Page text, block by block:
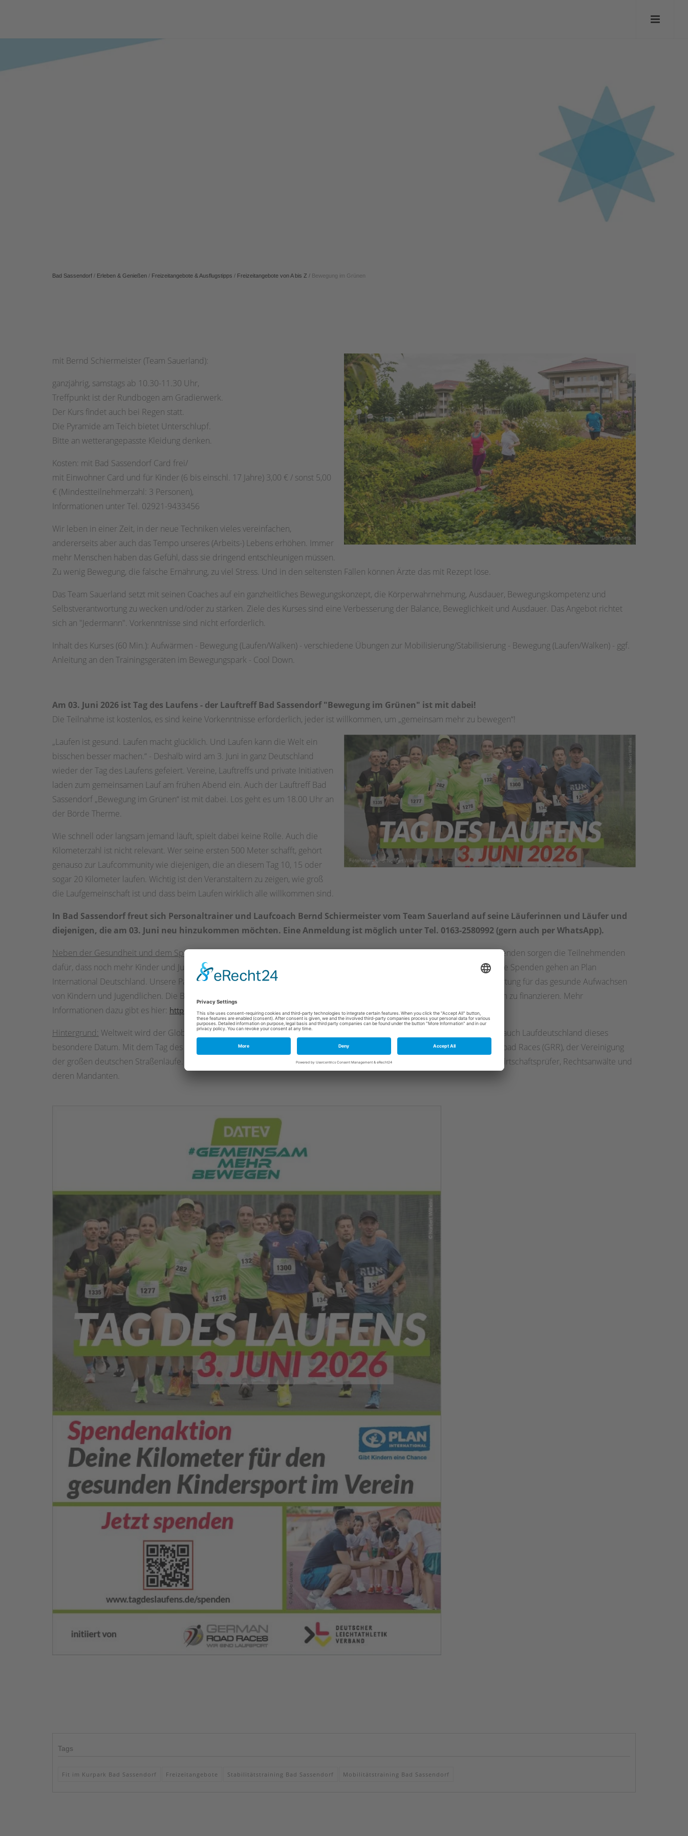
Bad Sassendorf / Erleben & Genießen / Freizeitangebote & Ausflugstipps / Freizeitangebote von A bis Z / Bewegung im Grünen
mit Bernd Schiermeister (Team Sauerland):
ganzjährig, samstags ab 10.30-11.30 Uhr,
Treffpunkt ist der Rundbogen am Gradierwerk.
Der Kurs findet auch bei Regen statt.
Die Pyramide am Teich bietet Unterschlupf.
Bitte an wetterangepasste Kleidung denken.
Kosten: mit Bad Sassendorf Card frei/
mit Einwohner Card und für Kinder (6 bis einschl. 17 Jahre) 3,00 € / sonst 5,00
€ (Mindestteilnehmerzahl: 3 Personen),
Informationen unter Tel. 02921-9433456
Wir leben in einer Zeit, in der neue Techniken vieles vereinfachen,
andererseits aber auch das Tempo unseres (Arbeits-) Lebens erhöhen. Immer
mehr Menschen haben das Gefühl, dass sie dringend entschleunigen müssen.
Zu wenig Bewegung, die falsche Ernährung, zu viel Stress. Und in den seltensten Fällen können Ärzte das mit Rezept löse.
Das Team Sauerland setzt mit seinen Coaches auf ein ganzheitliches Bewegungskonzept, die Körperwahrnehmung, Ausdauer, Bewegungskompetenz und
Selbstverantwortung zu wecken und/oder zu stärken. Ziele des Kurses sind eine Verbesserung der Balance, Beweglichkeit und Ausdauer. Das Angebot richtet
sich an "Jedermann". Vorkenntnisse sind nicht erforderlich.
Inhalt des Kurses (60 Min.): Aufwärmen - Bewegung (Laufen/Walken) - verschiedene Übungen zur Mobilisierung/Stabilisierung - Bewegung (Laufen/Walken) - ggf.
Anleitung an den Trainingsgeräten im Bewegungspark - Cool Down.
Am 03. Juni 2026 ist Tag des Laufens - der Lauftreff Bad Sassendorf "Bewegung im Grünen" ist mit dabei!
Die Teilnahme ist kostenlos, es sind keine Vorkenntnisse erforderlich, jeder ist willkommen, um „gemeinsam mehr zu bewegen“!
„Laufen ist gesund. Laufen macht glücklich. Und Laufen kann die Welt ein
bisschen besser machen.“ - Deshalb wird am 3. Juni in ganz Deutschland
wieder der Tag des Laufens gefeiert. Vereine, Lauftreffs und private Initiativen
laden zum gemeinsamen Lauf am frühen Abend ein. Auch der Lauftreff Bad
Sassendorf „Bewegung im Grünen“ ist mit dabei. Los geht es um 18.00 Uhr an
der Börde Therme.
Wie schnell oder langsam jemand läuft, spielt dabei keine Rolle. Auch die
Kilometerzahl ist nicht relevant. Wer seine ersten 500 Meter schafft, gehört
genauso zur Laufcommunity wie diejenigen, die an diesem Tag 10, 15 oder
sogar 20 Kilometer laufen. Wichtig ist den Veranstaltern zu zeigen, wie groß
die Laufgemeinschaft ist und dass beim Laufen wirklich alle willkommen sind.
In Bad Sassendorf freut sich Personaltrainer und Laufcoach Bernd Schiermeister vom Team Sauerland auf seine Läuferinnen und Läufer und
diejenigen, die am 03. Juni neu hinzukommen möchten. Eine Anmeldung ist möglich unter Tel. 0163-2580992 (gern auch per WhatsApp).
Neben der Gesundheit und dem Spaß an der Bewegung steht beim Tag des Laufens ein guter Zweck im Fokus:Mit ihren Spenden sorgen die Teilnehmenden
dafür, dass noch mehr Kinder und Jugendliche in Deutschlands Vereinen mit Spiel und Sport gesund aufwachsen können. Alle Spenden gehen an Plan
International Deutschland. Unsere Partnerorganisation unterstützt mit den Spendengeldern Sportvereine in deren Verantwortung für das gesunde Aufwachsen
von Kindern und Jugendlichen. Die Beträge werden beispielsweise genutzt, um die Aus- und Weiterbildung von Trainer*innen zu finanzieren. Mehr
Informationen dazu gibt es hier: https://www.tagdeslaufens.de/mitlaufen-spenden
Hintergrund: Weltweit wird der Global Running Day jedes Jahr am ersten Mittwoch im Juni gefeiert. Und seit 2022 zelebriert auch Laufdeutschland dieses
besondere Datum. Mit dem Tag des Laufens. Initiiert vom Deutschen Leichtathletik-Verband (DLV) gemeinsam mit German Road Races (GRR), der Vereinigung
der großen deutschen Straßenläufe. Und unterstützt von DATEV, dem Softwarehaus und IT-Dienstleister für Steuerberater, Wirtschaftsprüfer, Rechtsanwälte und
deren Mandanten.
Tags
Fit im Kurpark Bad Sassendorf Freizeitangebote Stabilitätstraining Bad Sassendorf Mobilitätstraining Bad Sassendorf